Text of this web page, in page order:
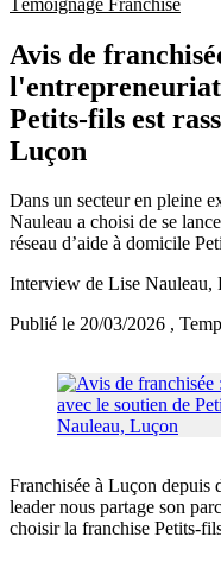
Avis de
l'entrepreneuriat
Petits-fils est
Luçon
Dans un secteur en pleine
Nauleau a choisi de se
réseau d’aide à domicile
Interview de Lise Nauleau,
Publié le 20/03/2026 ,
Franchisée à Luçon depuis
leader nous partage son
choisir la franchise Petits-